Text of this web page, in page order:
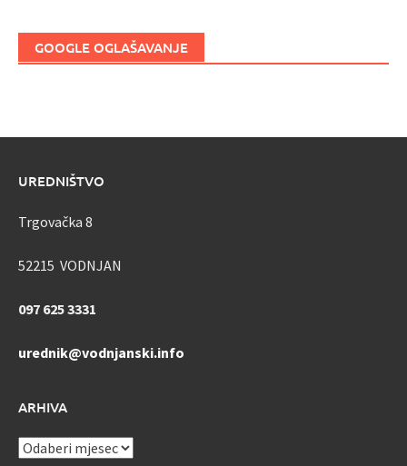
GOOGLE OGLAŠAVANJE
UREDNIŠTVO
Trgovačka 8
52215 VODNJAN
097 625 3331
urednik@vodnjanski.info
ARHIVA
ARHIVA